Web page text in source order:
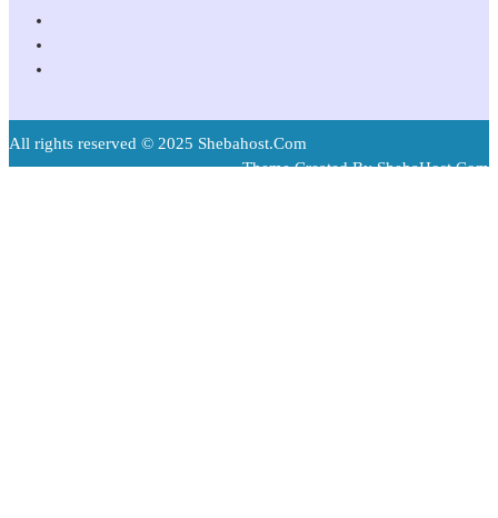
All rights reserved © 2025 Shebahost.Com
Theme Created By ShebaHost.Com